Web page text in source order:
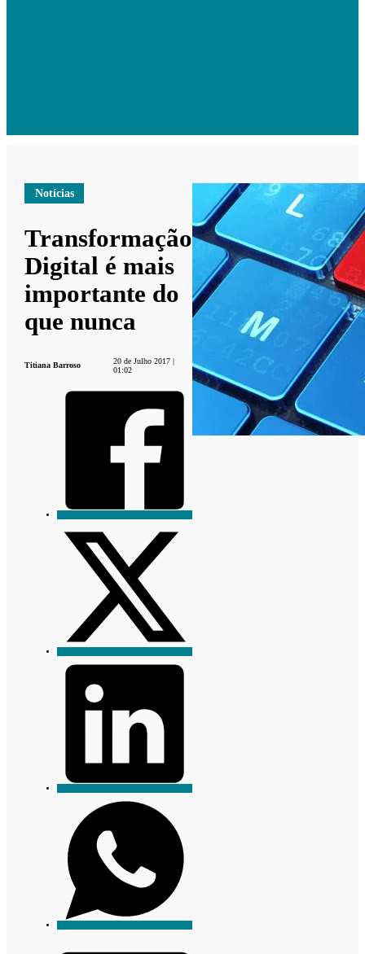
Notícias
Transformação
Digital é mais
importante do
que nunca
Titiana Barroso
20 de Julho 2017 |
01:02